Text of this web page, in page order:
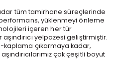
tüm tamirhane süreçlerinde
yüklenmeyi önleme
içeren her tür
yelpazesi geliştirmiştir.
çıkarmaya kadar,
çok çeşitli boyut